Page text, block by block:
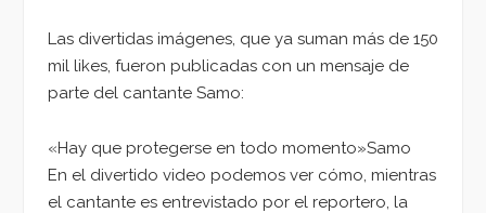
Las divertidas imágenes, que ya suman más de 150
mil likes, fueron publicadas con un mensaje de
parte del cantante Samo:
«Hay que protegerse en todo momento»Samo
En el divertido video podemos ver cómo, mientras
el cantante es entrevistado por el reportero, la